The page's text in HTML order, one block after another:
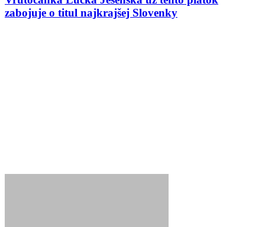
zabojuje o titul najkrajšej Slovenky